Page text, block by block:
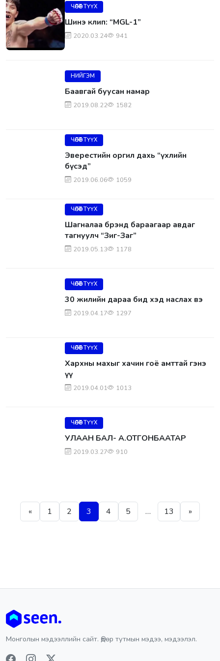
ЧӨЛӨӨТ ТҮҮХ
Шинэ клип: “MGL-1”
2020.03.24 941
НИЙГЭМ
Баавгай буусан намар
2019.08.22 1582
ЧӨЛӨӨТ ТҮҮХ
Эверестийн оргил дахь “үхлийн
бүсэд”
2019.06.06 1059
ЧӨЛӨӨТ ТҮҮХ
Шагналаа брэнд бараагаар авдаг
тагнуулч “Зиг-Заг”
2019.05.13 1178
ЧӨЛӨӨТ ТҮҮХ
30 жилийн дараа бид хэд наслах вэ
2019.04.17 1297
ЧӨЛӨӨТ ТҮҮХ
Хархны махыг хачин гоё амттай гэнэ
үү
2019.04.01 1013
ЧӨЛӨӨТ ТҮҮХ
УЛААН БАЛ- А.ОТГОНБААТАР
2019.03.27 910
« 1 2 3 4 5 … 13 »
Монголын мэдээллийн сайт. Өдөр тутмын мэдээ, мэдээлэл.